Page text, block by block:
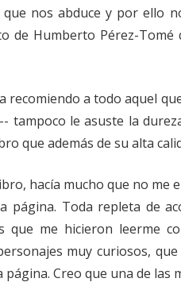
nos abduce y por ello
de Humberto Pérez-
recomiendo a todo aquel
tampoco le asuste la
que además de su alta
hacía mucho que no me
página. Toda repleta de
que me hicieron leerme
muy curiosos,
Creo que una de las